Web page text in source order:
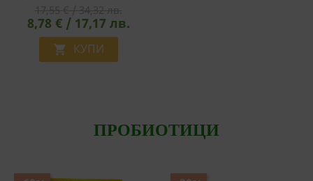
8,78 € / 17,17 лв.
 КУПИ
ПРОБИОТИЦИ